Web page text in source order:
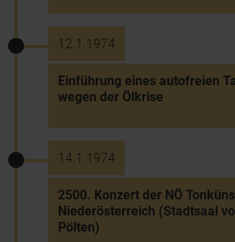
12.1.1974
Einführung eines autofreien
wegen der Ölkrise
14.1.1974
2500. Konzert der NÖ
Niederösterreich (Stadtsaal
Pölten)